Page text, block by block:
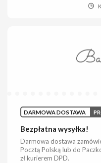
DARMOWA DOSTAWA
Bezpłatna wysyłka!
Darmowa dostawa
Pocztą Polską lub do
zł kurierem DPD.